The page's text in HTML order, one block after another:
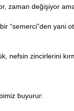
zaman değişiyor
“semerci”den yani
nefsin zincirlerini
buyurur: